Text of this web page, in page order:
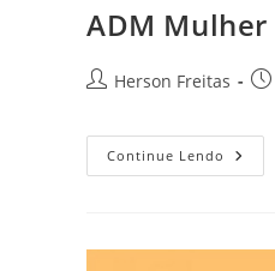
ADM
Herson Freitas
Continue Lendo